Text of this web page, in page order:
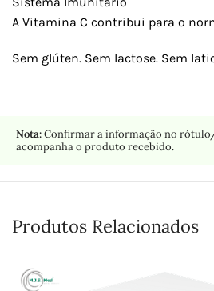
A Vitamina C contribui para o
Sem glúten. Sem lactose. Sem
Nota:Confirmar a informação no
acompanha o produto recebido.
Produtos Relacionados